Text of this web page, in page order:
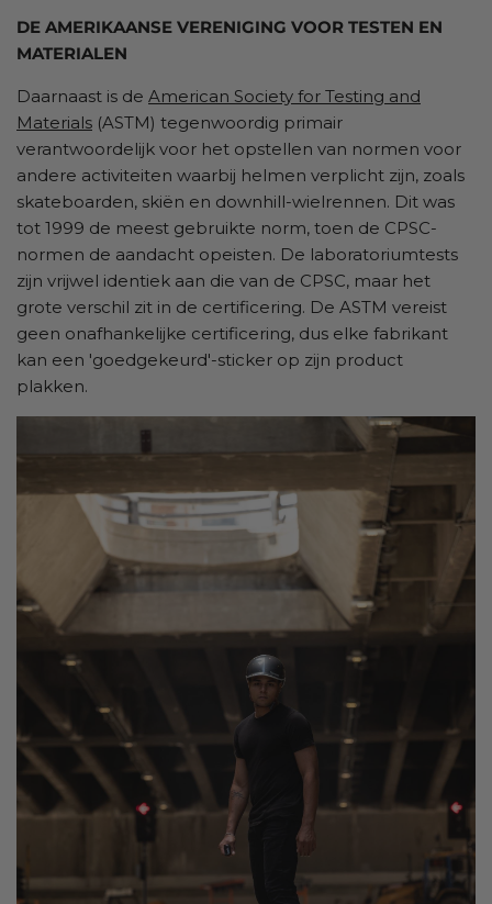
DE AMERIKAANSE VERENIGING VOOR TESTEN EN
MATERIALEN
Daarnaast is de American Society for Testing and
Materials (ASTM) tegenwoordig primair
verantwoordelijk voor het opstellen van normen voor
andere activiteiten waarbij helmen verplicht zijn, zoals
skateboarden, skiën en downhill-wielrennen. Dit was
tot 1999 de meest gebruikte norm, toen de CPSC-
normen de aandacht opeisten. De laboratoriumtests
zijn vrijwel identiek aan die van de CPSC, maar het
grote verschil zit in de certificering. De ASTM vereist
geen onafhankelijke certificering, dus elke fabrikant
kan een 'goedgekeurd'-sticker op zijn product
plakken.